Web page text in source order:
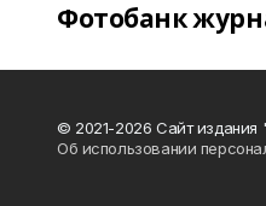
Фотобанк
© 2021-2026 Сайт издания
Об использовании